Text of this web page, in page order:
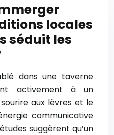
locales
séduit les
dans une taverne
activement à un
aux lèvres et le
communicative
suggèrent qu’un